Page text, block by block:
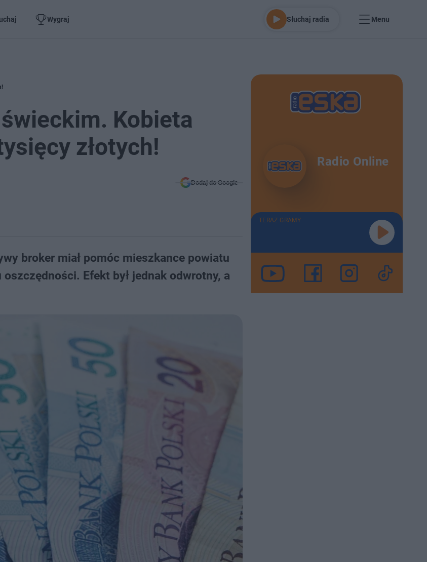
Wygraj Słuchaj radia Menu
Kobieta
złotych!
Dodaj do Google
broker miał pomóc mieszkance powiatu
Efekt był jednak odwrotny, a
Radio Online
TERAZ GRAMY